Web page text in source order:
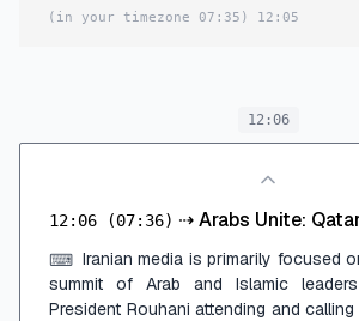
12:05
(07:35 in your timezone)
12:06
12:06 (07:36) ⇢Arabs Unite:
⌨ Iranian media is primarily focused
summit of Arab and Islamic
President Rouhani attending and